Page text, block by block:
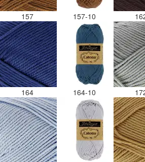
157 157-10
164 164-10